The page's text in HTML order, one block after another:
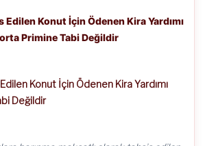
Edilen Konut İçin Ödenen Kira Yardımı
Primine Tabi Değildir
Konut İçin Ödenen Kira Yardımı
Değildir